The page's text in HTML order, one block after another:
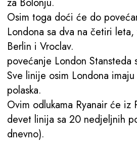
Osim toga doći će do
Londona sa dva na četiri
Berlin i Vroclav.
povećanje London Stansteda
Sve linije osim Londona
polaska.
Ovim odlukama Ryanair će iz
devet linija sa 20 nedjeljnih
dnevno).